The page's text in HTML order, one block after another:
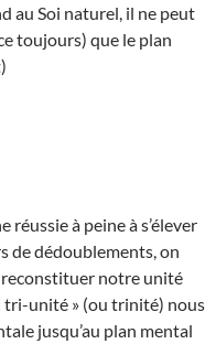
au Soi naturel, il ne peut
toujours) que le plan
à peine à s’élever
de dédoublements, on
notre unité
tri-unité » (ou trinité) nous
jusqu’au plan mental